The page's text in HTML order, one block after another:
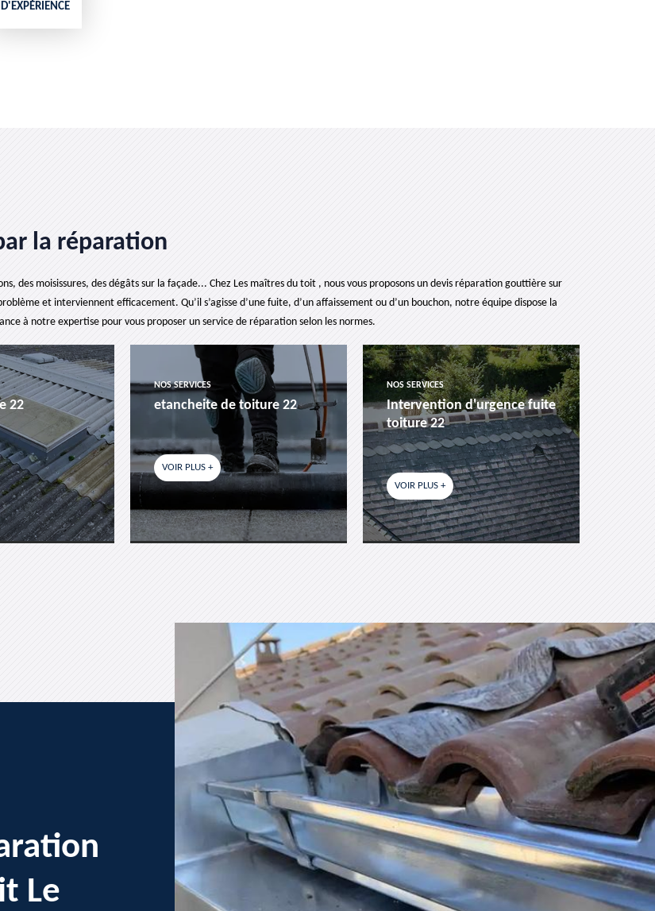
D'EXPÉRIENCE
la réparation
des moisissures, des dégâts sur la façade... Chez Les maîtres du toit , nous vous proposons un devis réparation gouttière sur
et interviennent efficacement. Qu’il s’agisse d’une fuite, d’un affaissement ou d’un bouchon, notre équipe dispose la
à notre expertise pour vous proposer un service de réparation selon les normes.
22
NOS SERVICES
etancheite de toiture 22
VOIR PLUS +
NOS SERVICES
Intervention d'urgence fuite
toiture 22
VOIR PLUS +
Le